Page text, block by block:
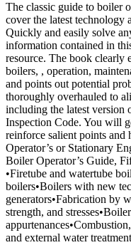
The classic guide to boiler
cover the latest technology
Quickly and easily solve
information contained in
resource. The book clearly
boilers, , operation,
and points out potential
thoroughly overhauled to
including the latest
Inspection Code. You will
reinforce salient points
Operator’s or Stationary
Boiler Operator’s Guide,
•Firetube and watertube
boilers•Boilers with new
generators•Fabrication by
strength, and
and external water